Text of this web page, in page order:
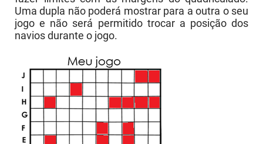
Uma dupla não poderá mostrar para a outra o seu
jogo e não será permitido trocar a posição dos
navios durante o jogo.